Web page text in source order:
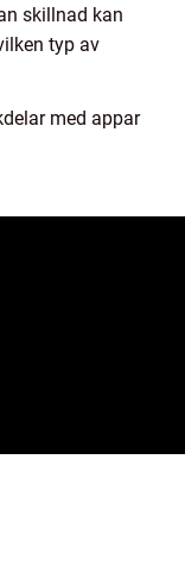
skillnad kan
typ av
med appar